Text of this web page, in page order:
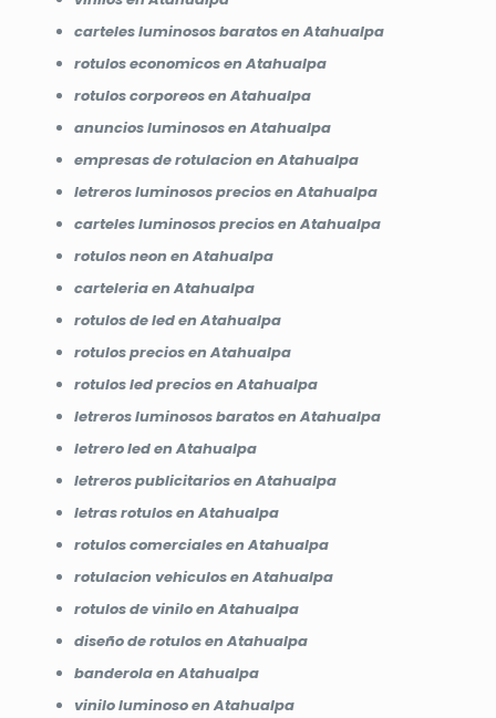
carteles luminosos baratos en Atahualpa
rotulos economicos en Atahualpa
rotulos corporeos en Atahualpa
anuncios luminosos en Atahualpa
empresas de rotulacion en Atahualpa
letreros luminosos precios en Atahualpa
carteles luminosos precios en Atahualpa
rotulos neon en Atahualpa
carteleria en Atahualpa
rotulos de led en Atahualpa
rotulos precios en Atahualpa
rotulos led precios en Atahualpa
letreros luminosos baratos en Atahualpa
letrero led en Atahualpa
letreros publicitarios en Atahualpa
letras rotulos en Atahualpa
rotulos comerciales en Atahualpa
rotulacion vehiculos en Atahualpa
rotulos de vinilo en Atahualpa
diseño de rotulos en Atahualpa
banderola en Atahualpa
vinilo luminoso en Atahualpa